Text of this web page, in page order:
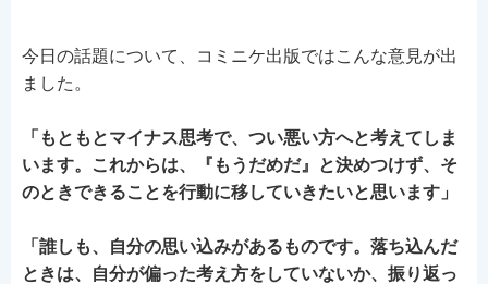
今日の話題について、コミニケ出版ではこんな意見が出
ました。
「もともとマイナス思考で、つい悪い方へと考えてしま
います。これからは、『もうだめだ』と決めつけず、そ
のときできることを行動に移していきたいと思います 」
「誰しも、自分の思い込みがあるものです。落ち込んだ
ときは、自分が偏った考え方をしていないか、振り返っ